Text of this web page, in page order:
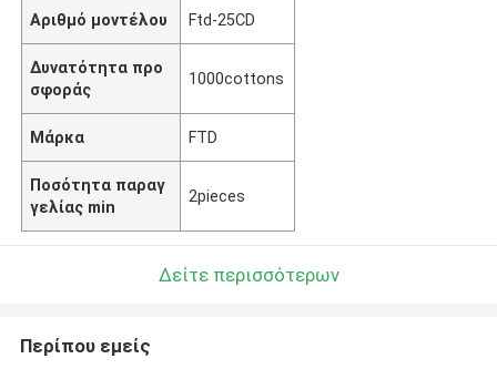
Αριθμό μοντέλου Ftd-25CD
Δυνατότητα προ
σφοράς
1000cottons
Μάρκα FTD
Ποσότητα παραγ
γελίας min
2pieces
Δείτε περισσότερων
Περίπου εμείς